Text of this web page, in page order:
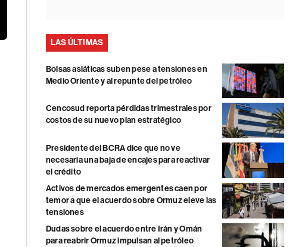
LAS ÚLTIMAS
Bolsas asiáticas suben pese a tensiones en
Medio Oriente y al repunte del petróleo
Cencosud reporta pérdidas trimestrales por
costos de su nuevo plan estratégico
Presidente del BCRA dice que no ve
necesaria una baja de encajes para reactivar
el crédito
Activos de mercados emergentes caen por
temor a que el acuerdo sobre Ormuz eleve las
tensiones
Dudas sobre el acuerdo entre Irán y Omán
para reabrir Ormuz impulsan al petróleo